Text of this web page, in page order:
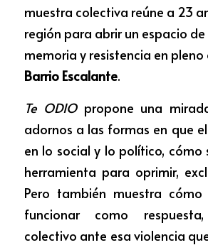
muestra colectiva reúne a 23
región para abrir un espacio de
Barrio Escalante.
Te ODIO propone una
adornos a las formas en que
en lo social y lo político, cómo
herramienta para oprimir,
Pero también muestra
funcionar como
colectivo ante esa violencia